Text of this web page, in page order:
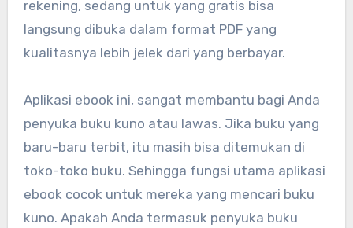
rekening, sedang untuk yang gratis bisa
langsung dibuka dalam format PDF yang
kualitasnya lebih jelek dari yang berbayar.
Aplikasi ebook ini, sangat membantu bagi Anda
penyuka buku kuno atau lawas. Jika buku yang
baru-baru terbit, itu masih bisa ditemukan di
toko-toko buku. Sehingga fungsi utama aplikasi
ebook cocok untuk mereka yang mencari buku
kuno. Apakah Anda termasuk penyuka buku